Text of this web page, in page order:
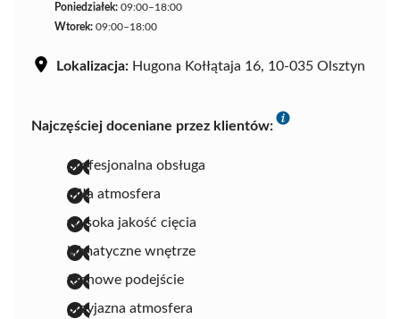
Poniedziałek: 09:00–18:00
Wtorek: 09:00–18:00
Lokalizacja: Hugona Kołłątaja 16, 10-035 Olsztyn
Najczęściej doceniane przez klientów:
profesjonalna obsługa
miła atmosfera
wysoka jakość cięcia
klimatyczne wnętrze
fachowe podejście
przyjazna atmosfera